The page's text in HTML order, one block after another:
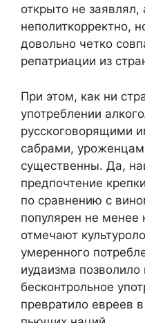
открыто не
неполиткорректно,
довольно четко
репатриации из
При этом, как ни
употреблении
русскоговорящими
сабрами,
существенны. Да,
предпочтение
по сравнению с
популярен не менее
отмечают
умеренного
иудаизма позволило
бесконтрольное
превратило евреев